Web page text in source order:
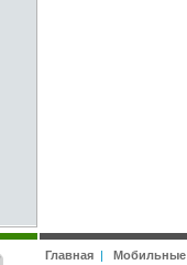
Главная|